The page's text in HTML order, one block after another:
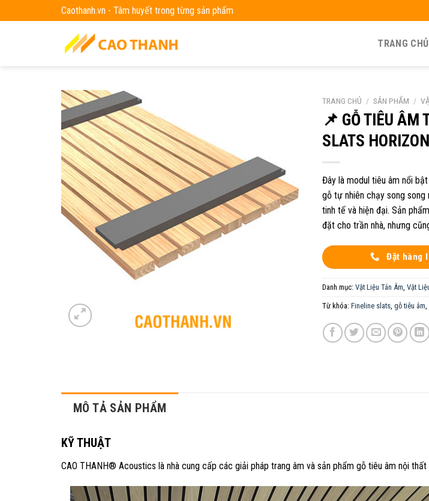
to
Caothanh.vn - Tâm huyết trong từng sản phẩm
TRANG CHỦ
TRANG CHỦ / SẢN PHẨM /
📌 GỖ TIÊU ÂM
SLATS
Đây là modul tiêu âm nổi
gỗ tự nhiên chạy song
tinh tế và hiện đại. Sản
đặt cho trần nhà, nhưng
Đặt hàng
Danh mục: Vật Liệu Tán Âm, Vật
Từ khóa: Fineline slats, gỗ tiêu âm,
MÔ TẢ SẢN PHẨM
KỸ THUẬT
CAO THANH® Acoustics là nhà cung cấp các giải pháp trang âm và sản phẩm gỗ tiêu âm nội